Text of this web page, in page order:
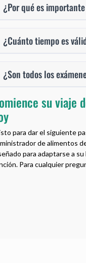
¿Por qué es
¿Cuánto tiempo es
¿Son todos los
su viaje
para dar el siguiente
de alimentos
para adaptarse a
Para cualquier